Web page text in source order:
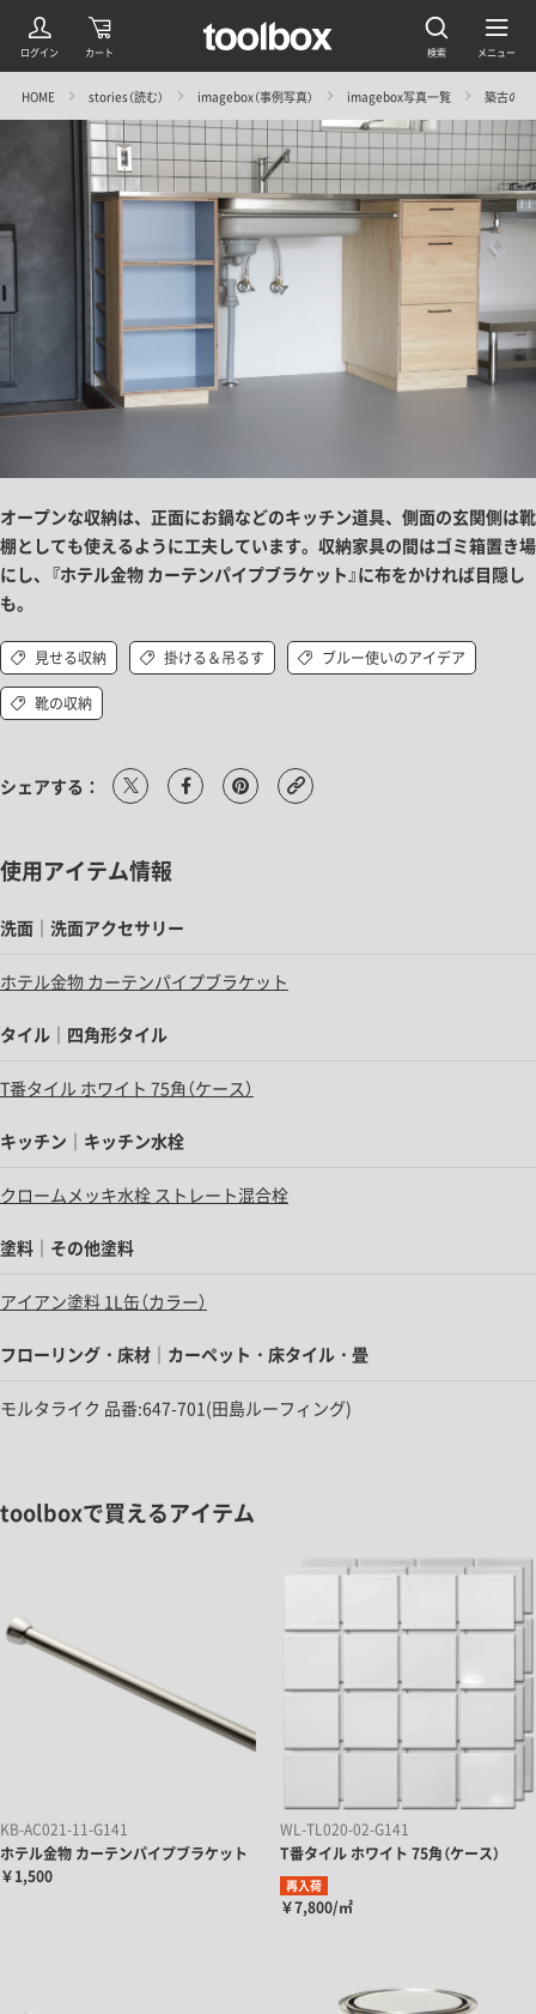
HOME stories（読む） imagebox（事例写真） imagebox写真一覧 築古の
オープンな収納は、正面にお鍋などのキッチン道具、側面の玄関側は靴
棚としても使えるように工夫しています。収納家具の間はゴミ箱置き場
にし、『ホテル金物 カーテンパイプブラケット』に布をかければ目隠し
も。
見せる収納 掛ける＆吊るす ブルー使いのアイデア
靴の収納
シェアする：
使用アイテム情報
洗面｜洗面アクセサリー
ホテル金物 カーテンパイプブラケット
タイル｜四角形タイル
T番タイル ホワイト 75角（ケース）
キッチン｜キッチン水栓
クロームメッキ水栓 ストレート混合栓
塗料｜その他塗料
アイアン塗料 1L缶（カラー）
フローリング・床材｜カーペット・床タイル・畳
モルタライク 品番:647-701(田島ルーフィング)
toolboxで買えるアイテム
KB-AC021-11-G141
ホテル金物 カーテンパイプブラケット
￥1,500
WL-TL020-02-G141
T番タイル ホワイト 75角（ケース）
再入荷
￥7,800/㎡